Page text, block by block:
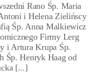
Rano Śp. Maria
i Helena Zielińscy
Śp. Anna Malkiewicz
Firmy Lerg
i Artura Krupa Śp.
Śp. Henryk Haag od
[...]